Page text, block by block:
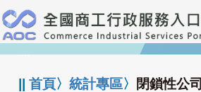
跳
到
主
要
:::
||首頁〉統計專區〉 閉鎖性公